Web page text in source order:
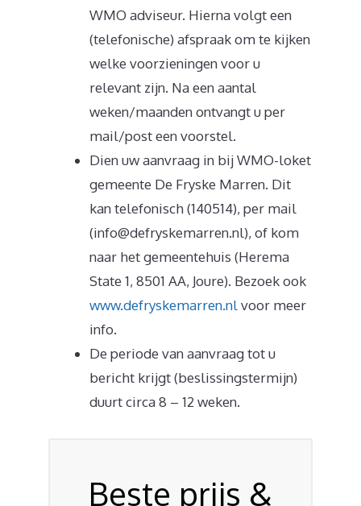
WMO adviseur. Hierna volgt een
(telefonische) afspraak om te kijken
welke voorzieningen voor u
relevant zijn. Na een aantal
weken/maanden ontvangt u per
mail/post een voorstel.
Dien uw aanvraag in bij WMO-loket
gemeente De Fryske Marren. Dit
kan telefonisch (140514), per mail
(info@defryskemarren.nl), of kom
naar het gemeentehuis (Herema
State 1, 8501 AA, Joure). Bezoek ook
www.defryskemarren.nlvoor meer
info.
De periode van aanvraag tot u
bericht krijgt (beslissingstermijn)
duurt circa 8 – 12 weken.
Beste prijs &